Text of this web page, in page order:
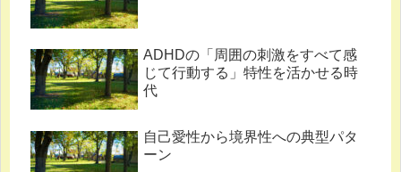
ADHDの「周囲の刺激をすべて感
じて行動する」特性を活かせる時
代
自己愛性から境界性への典型パタ
ーン